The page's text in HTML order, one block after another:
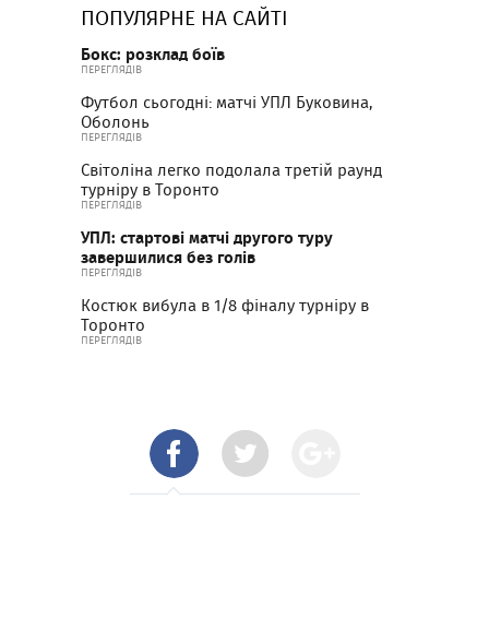
ПОПУЛЯРНЕ НА САЙТІ
Бокс: розклад боїв
ПЕРЕГЛЯДІВ
Футбол сьогодні: матчі УПЛ Буковина,
Оболонь
ПЕРЕГЛЯДІВ
Світоліна легко подолала третій раунд
турніру в Торонто
ПЕРЕГЛЯДІВ
УПЛ: стартові матчі другого туру
завершилися без голів
ПЕРЕГЛЯДІВ
Костюк вибула в 1/8 фіналу турніру в
Торонто
ПЕРЕГЛЯДІВ